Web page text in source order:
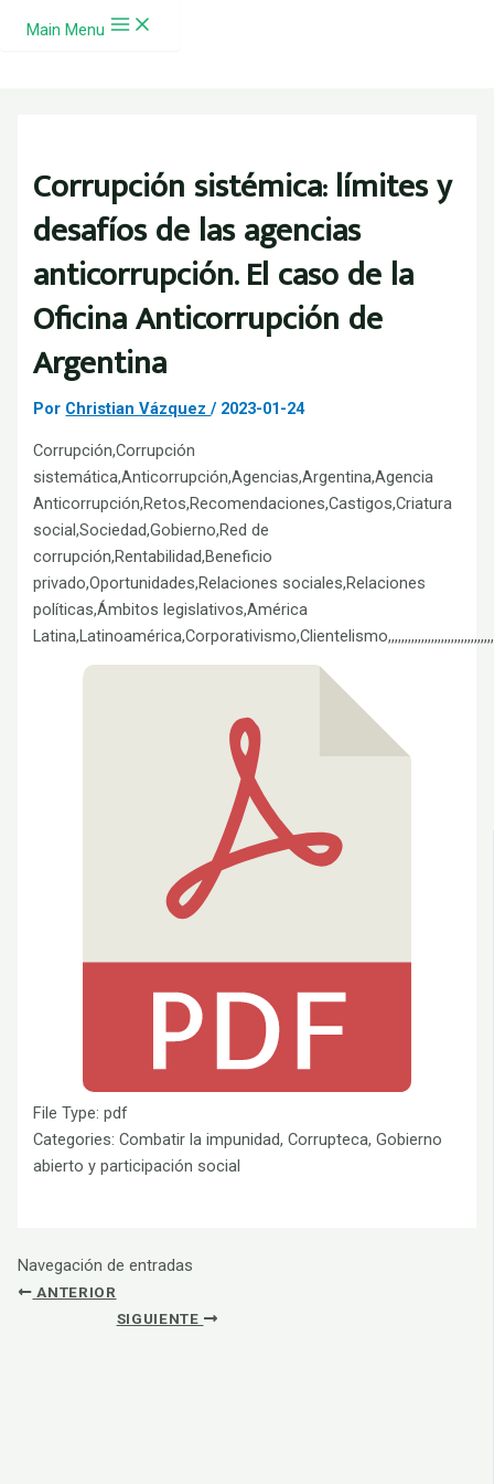
Ir al contenido
Main Menu
Corrupción sistémica: límites y
desafíos de las agencias
anticorrupción. El caso de la
Oficina Anticorrupción de
Argentina
Por Christian Vázquez/ 2023-01-24
Corrupción,Corrupción
sistemática,Anticorrupción,Agencias,Argentina,Agencia
Anticorrupción,Retos,Recomendaciones,Castigos,Criatura
social,Sociedad,Gobierno,Red de
corrupción,Rentabilidad,Beneficio
privado,Oportunidades,Relaciones sociales,Relaciones
políticas,Ámbitos legislativos,América
File Type:pdf
Categories:Combatir la impunidad, Corrupteca, Gobierno
abierto y participación social
Navegación de entradas
ANTERIOR
SIGUIENTE